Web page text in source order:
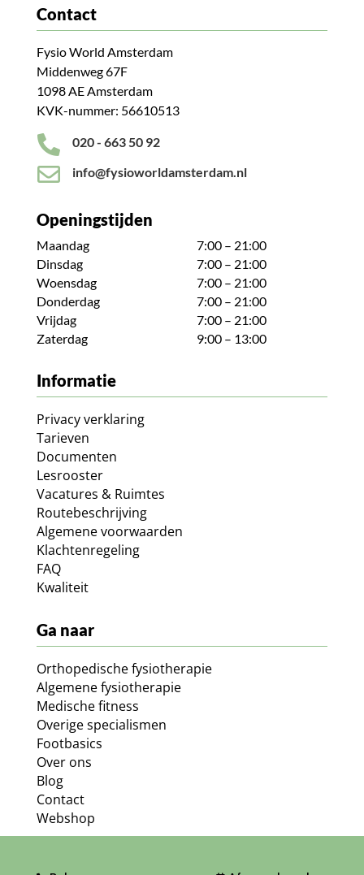
Contact
Fysio World Amsterdam
Middenweg 67F
1098 AE Amsterdam
KVK-nummer: 56610513
 020 - 663 50 92
 info@fysioworldamsterdam.nl
Openingstijden
Maandag
7:00 – 21:00
Dinsdag
7:00 – 21:00
Woensdag
7:00 – 21:00
Donderdag
7:00 – 21:00
Vrijdag
7:00 – 21:00
Zaterdag
9:00 – 13:00
Informatie
Privacy verklaring
Tarieven
Documenten
Lesrooster
Vacatures & Ruimtes
Routebeschrijving
Algemene voorwaarden
Klachtenregeling
FAQ
Kwaliteit
Ga naar
Orthopedische fysiotherapie
Algemene fysiotherapie
Medische fitness
Overige specialismen
Footbasics
Over ons
Blog
Contact
Webshop